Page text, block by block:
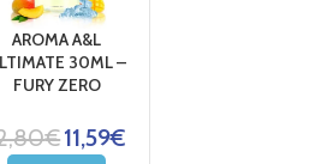
AROMA A&L
30ML –
FURY ZERO
€11,59€